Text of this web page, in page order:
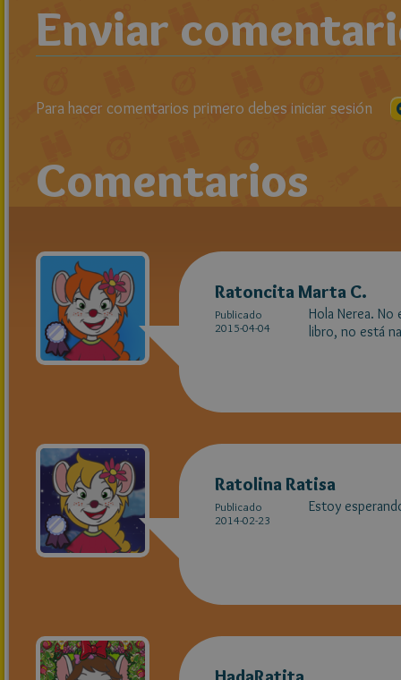
Enviar
Para hacer comentarios primero debes iniciar sesión
Comentarios
Ratoncita Marta C.
Publicado
2015-04-04
Hola Nerea.
libro, no está
Ratolina Ratisa
Publicado
2014-02-23
Estoy